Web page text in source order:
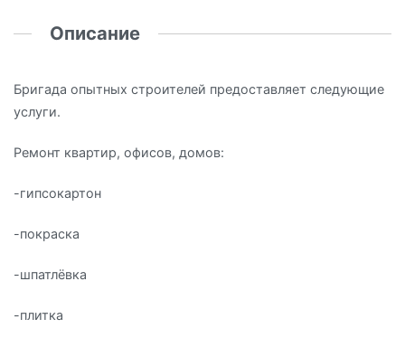
Описание
Бригада опытных строителей предоставляет следующие
услуги.
Ремонт квартир, офисов, домов:
-гипсокартон
-покраска
-шпатлёвка
-плитка